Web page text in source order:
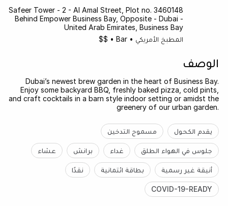
Safeer Tower - 2 - Al Amal Street, Plot no. 3460148
Behind Empower Business Bay, Opposite - Dubai -
United Arab Emirates, Business Bay
المطبخ الأمريكي •
Bar
•
$$
الوصف
Dubai’s newest brew garden in the heart of Business Bay.
Enjoy some backyard BBQ, freshly baked pizza, cold pints,
and craft cocktails in a barn style indoor setting or amidst the
greenery of our urban garden.
يقدم الكحول مسموح التدخين
جلوس في الهواء الطلق غداء برانش عشاء
أنيقة غير رسمية بطاقة ائتمانية نقدًا
COVID-19-READY